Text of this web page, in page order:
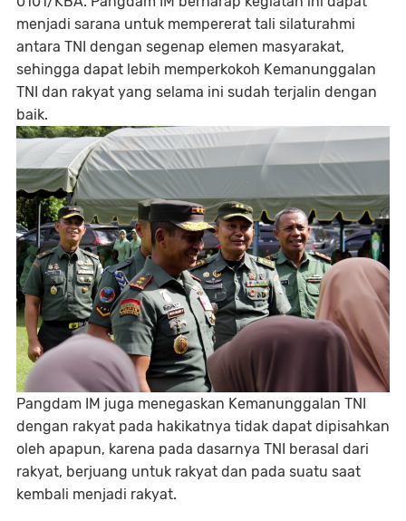
menjadi sarana untuk mempererat tali silaturahmi
antara TNI dengan segenap elemen masyarakat,
sehingga dapat lebih memperkokoh Kemanunggalan
TNI dan rakyat yang selama ini sudah terjalin dengan
baik.
Pangdam IM juga menegaskan Kemanunggalan TNI
dengan rakyat pada hakikatnya tidak dapat dipisahkan
oleh apapun, karena pada dasarnya TNI berasal dari
rakyat, berjuang untuk rakyat dan pada suatu saat
kembali menjadi rakyat.